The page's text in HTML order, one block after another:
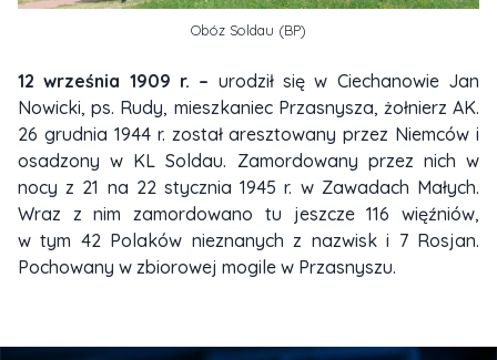
Obóz Soldau (BP)
12 września 1909 r. – urodził się w Ciechanowie Jan
Nowicki, ps. Rudy, mieszkaniec Przasnysza, żołnierz AK.
26 grudnia 1944 r. został aresztowany przez Niemców i
osadzony w KL Soldau. Zamordowany przez nich w
nocy z 21 na 22 stycznia 1945 r. w Zawadach Małych.
Wraz z nim zamordowano tu jeszcze 116 więźniów,
w tym 42 Polaków nieznanych z nazwisk i 7 Rosjan.
Pochowany w zbiorowej mogile w Przasnyszu.